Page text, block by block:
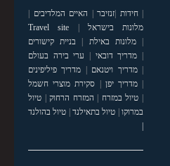
|חידות זנזיבר האיים המלדיבים
מלונות בישראל
Travel site
|מלונות באילת
בניית קישורים
מדריך דובאי
ערי בירה בעולם
|מדריך ויטנאם
מדריך פיליפינים
|מדריך יפן
סקירת מוצרי חשמל
טיול במזרח המזרח הרחוק| טיול
במרוקו| טיול בתאילנד| טיול בהולנד